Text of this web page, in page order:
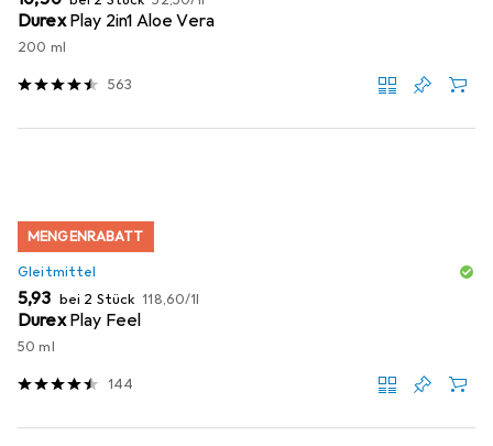
Durex Play 2in1 Aloe Vera
200 ml
563
MENGENRABATT
Gleitmittel
EUR
5,93 bei 2 Stück EUR
118,60/1l
Durex Play Feel
50 ml
144